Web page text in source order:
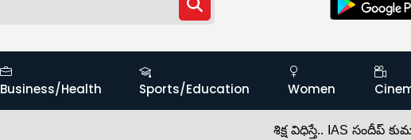
Business/Health Sports/Education Women
శిక్ష విధిస్తే.. IAS సందీప్‌ కుమార్‌